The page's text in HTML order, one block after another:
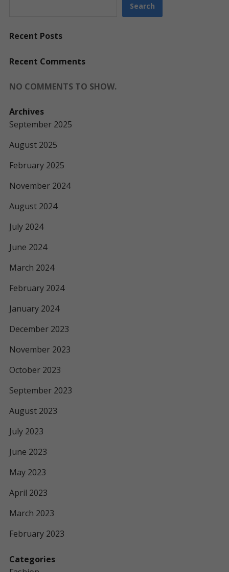
Search
Recent Posts
Recent Comments
NO COMMENTS TO SHOW.
Archives
September 2025
August 2025
February 2025
November 2024
August 2024
July 2024
June 2024
March 2024
February 2024
January 2024
December 2023
November 2023
October 2023
September 2023
August 2023
July 2023
June 2023
May 2023
April 2023
March 2023
February 2023
Categories